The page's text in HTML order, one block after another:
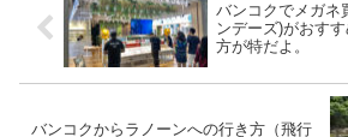
バンコクでメガネ
ンデーズ)がおす
方が特だよ。
バンコクからラノーンへの行き方（飛行